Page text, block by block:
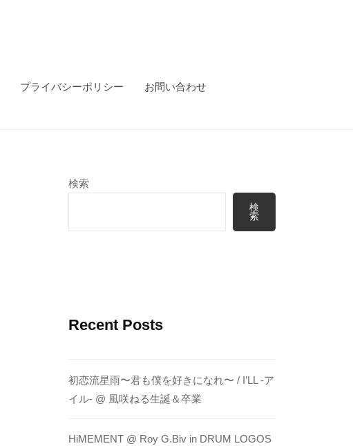
プライバシーポリシー お問い合わせ
検索
検
索
Recent Posts
初恋流星雨〜君も僕を好きになれ〜 / I’LL -ア
イル- @ 風咲ねる生誕＆卒業
HiMEMENT @ Roy G.Biv in DRUM LOGOS